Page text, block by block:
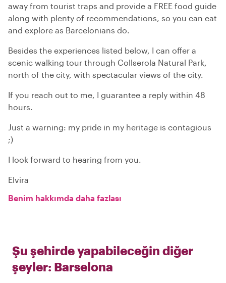
away from tourist traps and provide a FREE food guide
along with plenty of recommendations, so you can eat
and explore as Barcelonians do.
Besides the experiences listed below, I can offer a
scenic walking tour through Collserola Natural Park,
north of the city, with spectacular views of the city.
If you reach out to me, I guarantee a reply within 48
hours.
Just a warning: my pride in my heritage is contagious
;)
I look forward to hearing from you.
Elvira
Benim hakkımda daha fazlası
Şu şehirde yapabileceğin diğer
şeyler: Barselona